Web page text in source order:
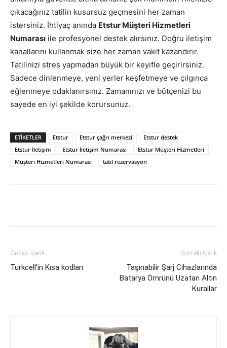
çıkacağınız tatilin kusursuz geçmesini her zaman
istersiniz. İhtiyaç anında Etstur Müşteri Hizmetleri
Numarası ile profesyonel destek alırsınız. Doğru iletişim
kanallarını kullanmak size her zaman vakit kazandırır.
Tatilinizi stres yapmadan büyük bir keyifle geçirirsiniz.
Sadece dinlenmeye, yeni yerler keşfetmeye ve çılgınca
eğlenmeye odaklanırsınız. Zamanınızı ve bütçenizi bu
sayede en iyi şekilde korursunuz.
ETIKETLER Etstur Etstur çağrı merkezi
Etstur destek
Etstur İletişim
Etstur İletişim Numarası
Etstur Müşteri Hizmetleri
Müşteri Hizmetleri Numarası
tatil rezervasyon
Önceki İçerik
Turkcell’in Kısa kodları
Sonraki İçerik
Taşınabilir Şarj Cihazlarında
Batarya Ömrünü Uzatan Altın
Kurallar